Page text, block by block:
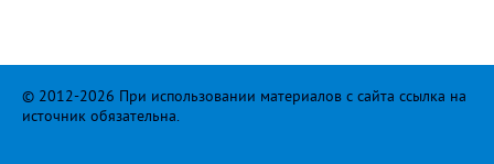
© 2012-2026 При использовании материалов с сайта ссылка на
источник обязательна.